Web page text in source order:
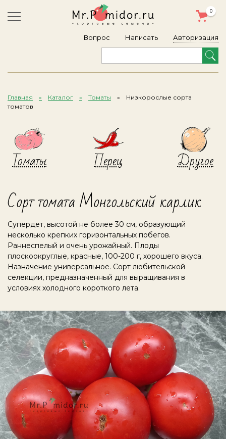
Вопрос Написать
0
Авторизация
Главная Каталог Томаты
Низкорослые сорта
томатов
Томаты Перец Другое
Сорт томата Монгольский карлик
Супердет, высотой не более 30 см, образующий
несколько крепких горизонтальных побегов.
Раннеспелый и очень урожайный. Плоды
плоскоокруглые, красные, 100-200 г, хорошего вкуса.
Назначение универсальное. Сорт любительской
селекции, предназначенный для выращивания в
условиях холодного короткого лета.